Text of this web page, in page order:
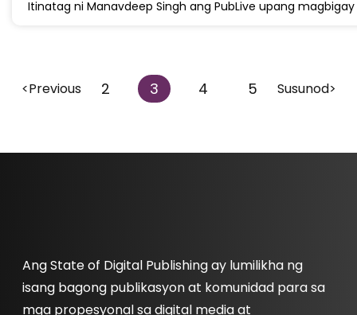
Itinatag ni Manavdeep Singh ang PubLive upang
<Previous 2 3 4 5 Susunod>
Ang State of Digital Publishing ay lumilikha ng
isang bagong publikasyon at komunidad para sa
mga propesyonal sa digital media at